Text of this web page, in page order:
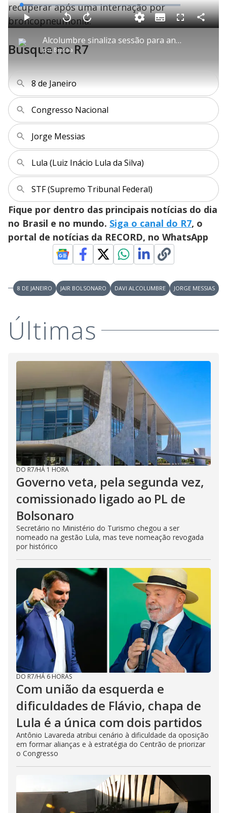
recuperar após uma internação por
broncopneumonia.
P
l
a
y
V
i
d
e
o
Alcolumbre sinaliza sessão para analisar veto à dosimetria ‘o mais rápido possível'
por Brasília
P V
t
a
r
1
u
n
o
A
n
ç
a
d
s
M
u
L
o
a
d
e
.
3
S
u
b
i
t
F
l
C
o
Busque no R7
8 de Janeiro
Congresso Nacional
Jorge Messias
Lula (Luiz Inácio Lula da Silva)
STF (Supremo Tribunal Federal)
Fique por dentro das principais notícias do dia
no Brasil e no mundo. Siga o canal do R7, o
portal de notícias da RECORD, no WhatsApp
8 DE JANEIRO JAIR BOLSONARO DAVI ALCOLUMBRE JORGE MESSIAS
Últimas
DO R7/HÁ 1 HORA
Governo veta, pela segunda vez,
comissionado ligado ao PL de
Bolsonaro
Secretário no Ministério do Turismo chegou a ser
nomeado na gestão Lula, mas teve nomeação revogada
por histórico
DO R7/HÁ 6 HORAS
Com união da esquerda e
dificuldades de Flávio, chapa de
Lula é a única com dois partidos
Antônio Lavareda atribui cenário à dificuldade da oposição
em formar alianças e à estratégia do Centrão de priorizar
o Congresso